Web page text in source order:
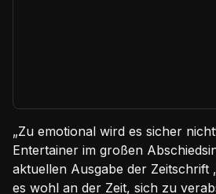
„Zu emotional wird es sicher
Entertainer im großen
aktuellen Ausgabe der Zeitschrift
es wohl an der Zeit, sich zu